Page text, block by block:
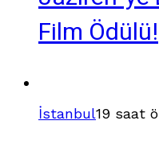
Film Ödülü!
İstanbul19 saat